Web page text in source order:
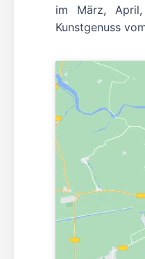
im März,
Kunstgenuss